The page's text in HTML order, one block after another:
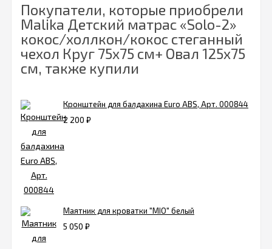
Покупатели, которые приобрели
Malika Детский матрас «Solo-2»
кокос/холлкон/кокос стеганный
чехол Круг 75х75 см+ Овал 125х75
см, также купили
Кронштейн для балдахина Euro ABS, Арт. 000844
2 200 ₽
Маятник для кроватки "MIO" белый
5 050 ₽